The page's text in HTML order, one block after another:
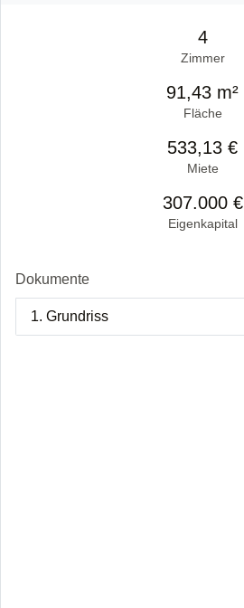
4
Zimmer
91,43 m²
Fläche
533,13 €
Miete
307.000 €
Eigenkapital
Dokumente
1. Grundriss